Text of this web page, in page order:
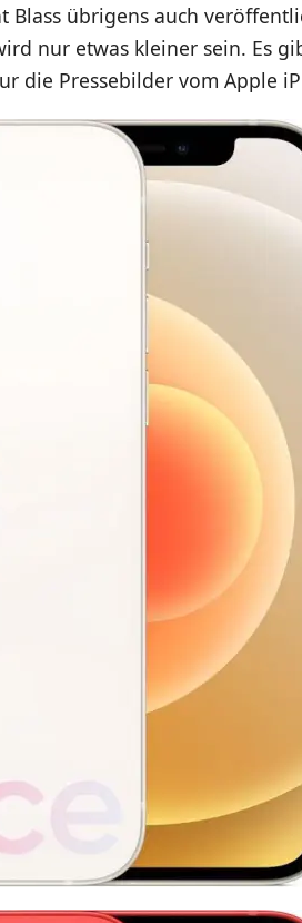
Blass übrigens auch
nur etwas kleiner sein. Es
die Pressebilder vom Apple